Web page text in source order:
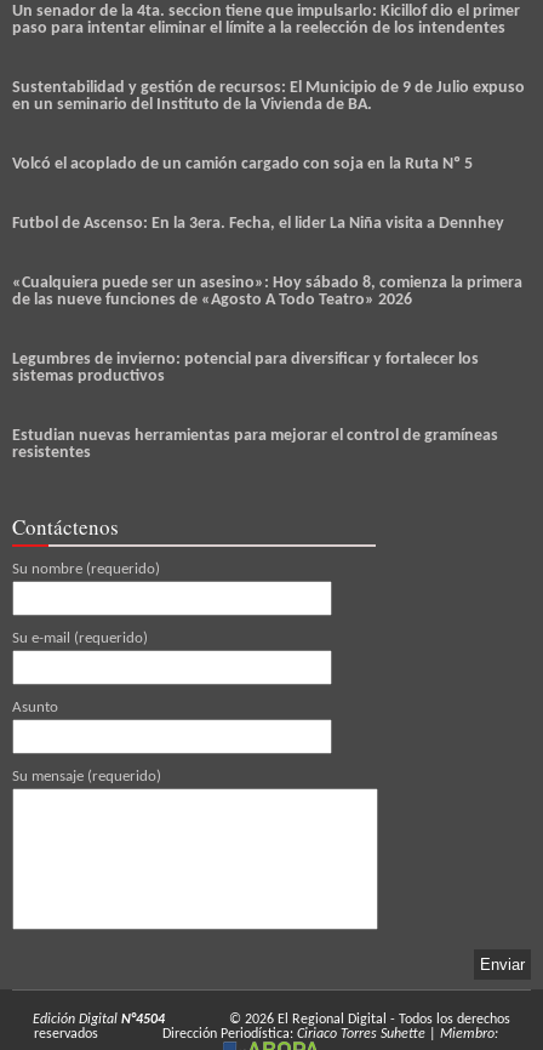
Un senador de la 4ta. seccion tiene que impulsarlo: Kicillof dio el primer
paso para intentar eliminar el límite a la reelección de los intendentes
Sustentabilidad y gestión de recursos: El Municipio de 9 de Julio expuso
en un seminario del Instituto de la Vivienda de BA.
Volcó el acoplado de un camión cargado con soja en la Ruta Nº 5
Futbol de Ascenso: En la 3era. Fecha, el lider La Niña visita a Dennhey
«Cualquiera puede ser un asesino»: Hoy sábado 8, comienza la primera
de las nueve funciones de «Agosto A Todo Teatro» 2026
Legumbres de invierno: potencial para diversificar y fortalecer los
sistemas productivos
Estudian nuevas herramientas para mejorar el control de gramíneas
resistentes
Contáctenos
Su nombre (requerido)
Su e-mail (requerido)
Asunto
Su mensaje (requerido)
Edición Digital N°4504 © 2026 El Regional Digital - Todos los derechos
reservados
Dirección Periodística: Ciriaco Torres Suhette Miembro: